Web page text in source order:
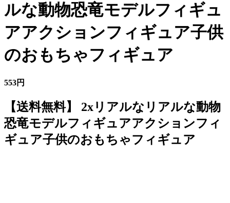
ルな動物恐竜モデルフィギュ
アアクションフィギュア子供
のおもちゃフィギュア
553円
【送料無料】 2xリアルなリアルな動物
恐竜モデルフィギュアアクションフィ
ギュア子供のおもちゃフィギュア